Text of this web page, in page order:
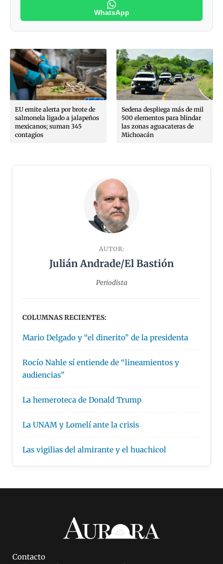
WhatsApp
EU emite alerta por brote de
salmonela ligado a jalapeños
mexicanos; suman 345
contagios
Sedena despliega más de mil
500 elementos para blindar
las zonas aguacateras de
Michoacán
AUTOR:
Julián Andrade/El Bastión
Periodista
COLUMNAS RECIENTES:
Mario Delgado y “el dinerito” de la presidenta
Rocío Nahle sí entiende de “lineamientos y
audiencias”
La hemeroteca de Donald Trump
La UNAM y Lomelí ante la crisis
Las vigilias del almirante y el huachicol
Contacto